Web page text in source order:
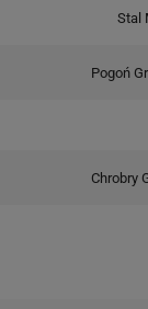
Stal